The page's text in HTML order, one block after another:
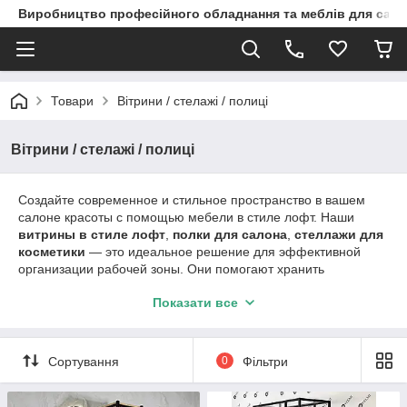
Виробництво професійного обладнання та меблів для
Товари Вітрини / стелажі / полиці
Вітрини / стелажі / полиці
Создайте современное и стильное пространство в вашем
салоне красоты с помощью мебели в стиле лофт. Наши
витрины в стиле лофт полки для салона стеллажи для
косметики — это идеальное решение для эффективной
организации рабочей зоны. Они помогают хранить
современный и привлекательный интерьер.
акцент и привлекают внимание клиентов.Полки
стеллажи
для косметикиразных размеров и конфигураций позволяют
поддерживать порядок и обеспечивают быстрый доступ к
Показати все
Сортування 0 Фільтри